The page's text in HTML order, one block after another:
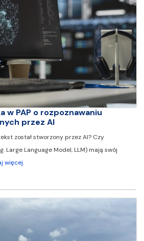
w PAP o rozpoznawaniu
przez AI
został stworzony przez AI? Czy
Large Language Model, LLM) mają swój
więcej